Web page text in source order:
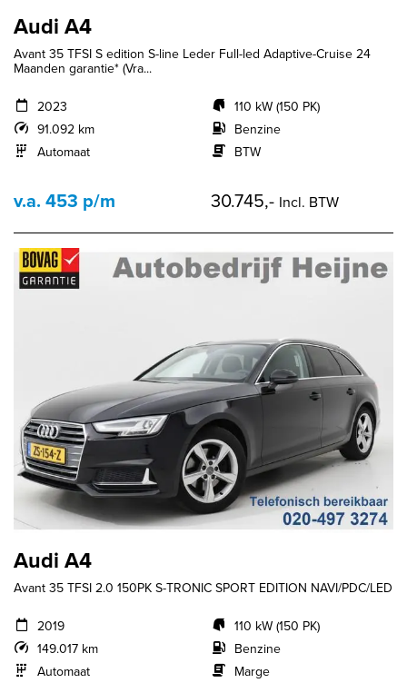
Audi A4
Avant 35 TFSI S edition S-line Leder Full-led Adaptive-Cruise 24
Maanden garantie* (Vra...
2023
91.092 km
Automaat
110 kW (150 PK)
Benzine
BTW
v.a. 453 p/m 30.745,- Incl. BTW
Audi A4
Avant 35 TFSI 2.0 150PK S-TRONIC SPORT EDITION NAVI/PDC/LED
2019
149.017 km
Automaat
110 kW (150 PK)
Benzine
Marge